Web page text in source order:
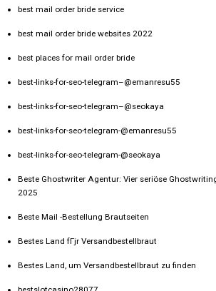
best mail order bride service
best mail order bride websites 2022
best places for mail order bride
best-links-for-seo-telegram–@emanresu55
best-links-for-seo-telegram–@seokaya
best-links-for-seo-telegram-@emanresu55
best-links-for-seo-telegram-@seokaya
Beste Ghostwriter Agentur: Vier seriöse
2025
Beste Mail -Bestellung Brautseiten
Bestes Land fГјr Versandbestellbraut
Bestes Land, um Versandbestellbraut zu finden